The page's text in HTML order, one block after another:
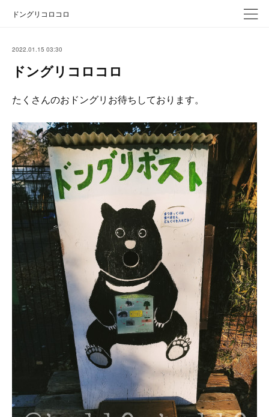
ドングリコロコロ
2022.01.15 03:30
ドングリコロコロ
たくさんのおドングリお待ちしております。